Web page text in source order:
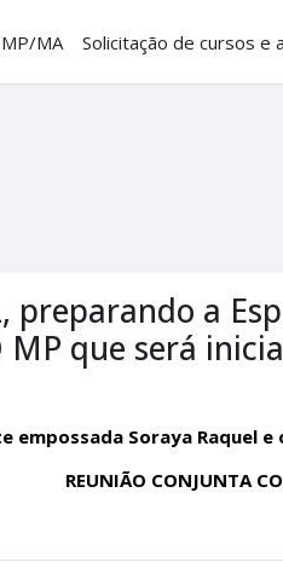
MA Solicitação de cursos e
preparando a
MP que será
empossada Soraya Raquel
REUNIÃO CONJUNTA